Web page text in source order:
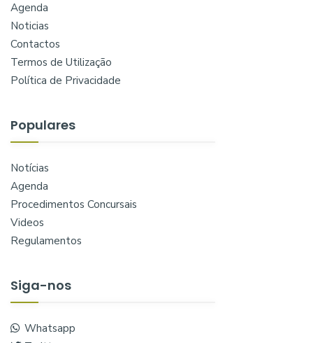
Agenda
Noticias
Contactos
Termos de Utilização
Política de Privacidade
Populares
Notícias
Agenda
Procedimentos Concursais
Videos
Regulamentos
Siga-nos
Whatsapp